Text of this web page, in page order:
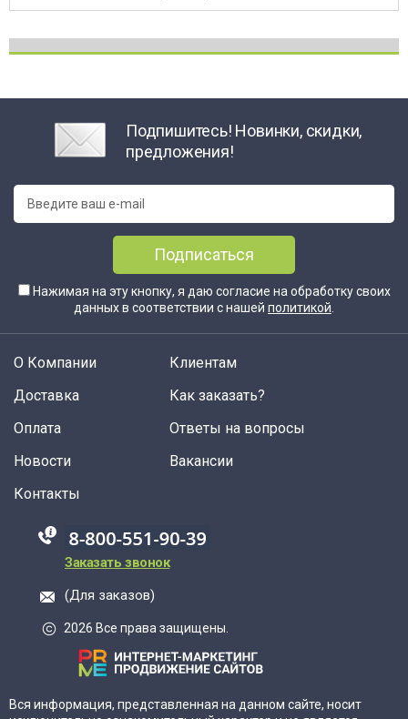
Подпишитесь! Новинки, скидки,
предложения!
Подписаться
Нажимая на эту кнопку, я даю согласие на обработку своих
данных в соответствии с нашей политикой
О Компании
Доставка
Оплата
Новости
Клиентам
Как заказать?
Ответы на вопросы
Вакансии
Контакты
88005555550
Заказать звонок
(Для заказов)
2026 Все права защищены.
Вся информация, представленная на данном сайте, носит